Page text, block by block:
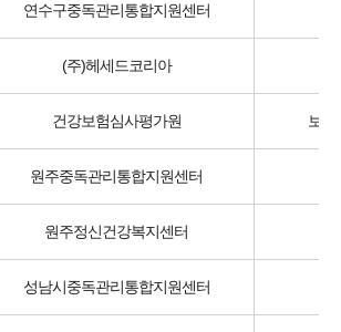
연수구중독관리통합지원센터
(주)헤세드코리아
건강보험심사평가원 보
원주중독관리통합지원센터
원주정신건강복지센터
성남시중독관리통합지원센터